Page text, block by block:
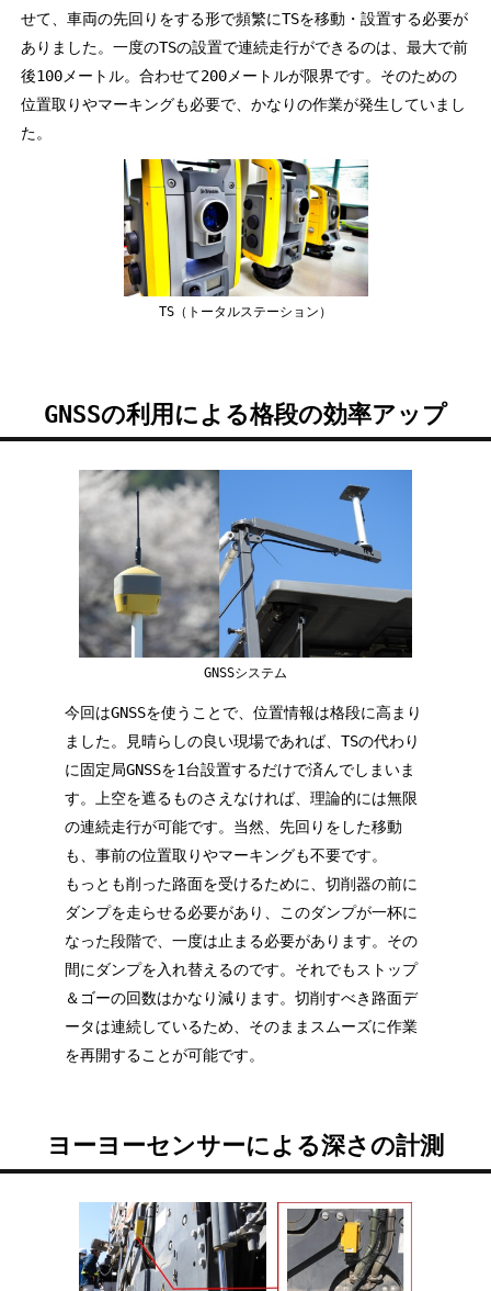
せて、車両の先回りをする形で頻繁にTSを移動・設置する必要が
ありました。一度のTSの設置で連続走行ができるのは、最大で前
後100メートル。合わせて200メートルが限界です。そのための
位置取りやマーキングも必要で、かなりの作業が発生していまし
た。
TS（トータルステーション）
GNSSの利用による格段の効率アップ
GNSSシステム
今回はGNSSを使うことで、位置情報は格段に高まり
ました。見晴らしの良い現場であれば、TSの代わり
に固定局GNSSを1台設置するだけで済んでしまいま
す。上空を遮るものさえなければ、理論的には無限
の連続走行が可能です。当然、先回りをした移動
も、事前の位置取りやマーキングも不要です。
もっとも削った路面を受けるために、切削器の前に
ダンプを走らせる必要があり、このダンプが一杯に
なった段階で、一度は止まる必要があります。その
間にダンプを入れ替えるのです。それでもストップ
＆ゴーの回数はかなり減ります。切削すべき路面デ
ータは連続しているため、そのままスムーズに作業
を再開することが可能です。
ヨーヨーセンサーによる深さの計測